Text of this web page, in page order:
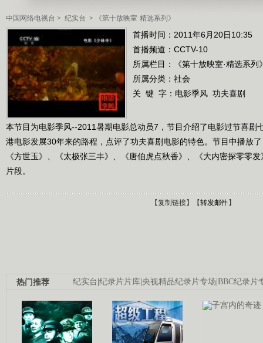
中国网络电视台 > 纪实台 > 《第十放映室·精选系列》
首播时间：2011年6月20日10:35
首播频道： CCTV-10
所属栏目：
《第十放映室·精选系列
所属分类：社会
关 键 字： 电影季风 功夫喜剧
本节目为电影季风--2011暑期电影总动员7，节目介绍了电影过节喜剧
港电影发展30年来的路程，点评了功夫喜剧电影的特色。节目中播放
《方世玉》、《太极张三丰》、《唐伯虎点秋香》、《大内密探零零
片段。
【复制链接】【转发邮件】
纪实台|纪录片片库|央视精品纪录片专场|BBC纪录片
热门推荐